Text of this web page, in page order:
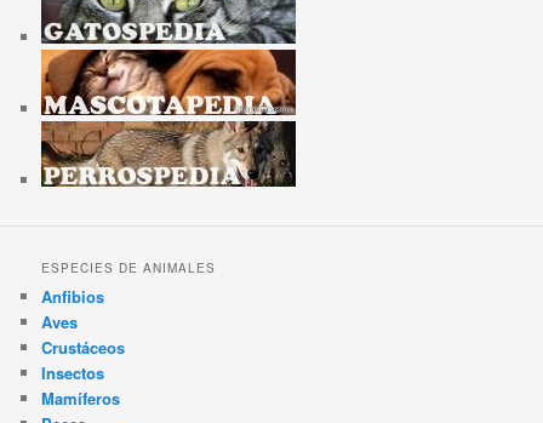
ESPECIES DE ANIMALES
Anfibios
Aves
Crustáceos
Insectos
Mamíferos